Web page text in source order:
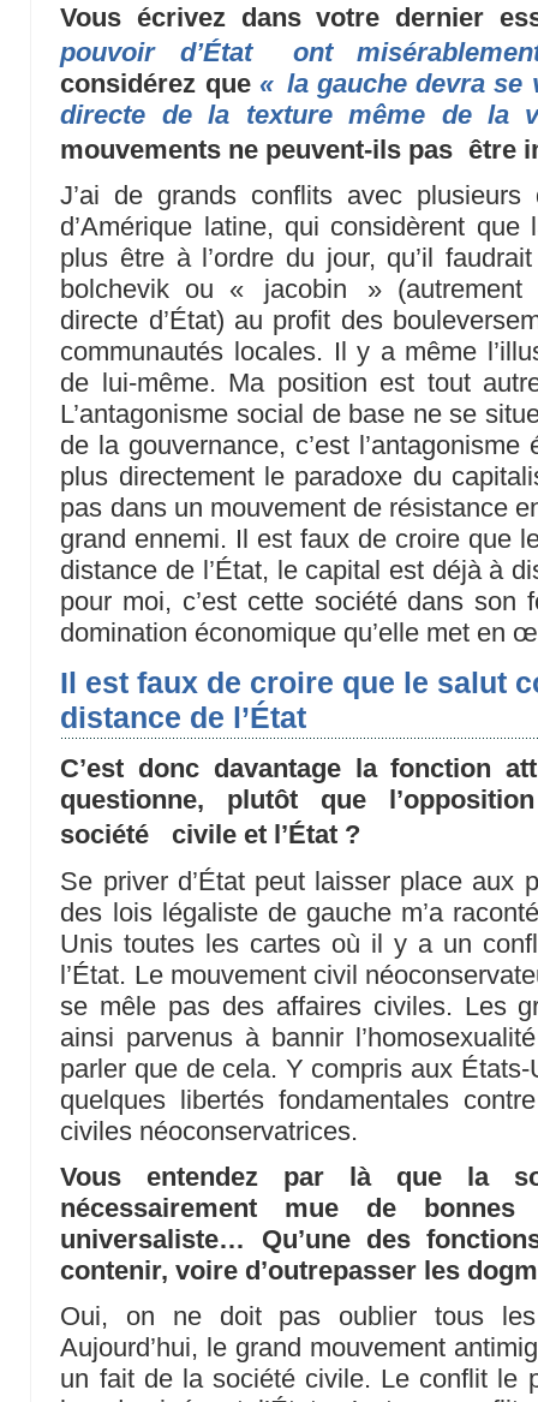
Vous écrivez dans votre dernier
pouvoir d’État ont
considérez que « la gauche devra se
directe de la texture même de la
mouvements ne peuvent-ils pas être
J’ai de grands conflits avec
d’Amérique latine, qui considèrent
plus être à l’ordre du jour, qu’il
bolchevik ou « jacobin »
directe d’État) au profit des
communautés locales. Il y a même
de lui-même. Ma position est tout
L’antagonisme social de base ne se
de la gouvernance, c’est
plus directement le paradoxe du
pas dans un mouvement de résistance
grand ennemi. Il est faux de croire que
distance de l’État, le capital est déjà à
pour moi, c’est cette société dans son
domination économique qu’elle met en
Il est faux de croire que le salut
distance de l’État
C’est donc davantage la fonction
questionne, plutôt que
société civile et l’État ?
Se priver d’État peut laisser place aux
des lois légaliste de gauche m’a
Unis toutes les cartes où il y a un
l’État. Le mouvement civil
se mêle pas des affaires civiles. Les
ainsi parvenus à bannir
parler que de cela. Y compris aux États-
quelques libertés fondamentales
civiles néoconservatrices.
Vous entendez par là que la
nécessairement mue de
universaliste… Qu’une des
contenir, voire d’outrepasser les
Oui, on ne doit pas oublier tous les
Aujourd’hui, le grand mouvement
un fait de la société civile. Le conflit le